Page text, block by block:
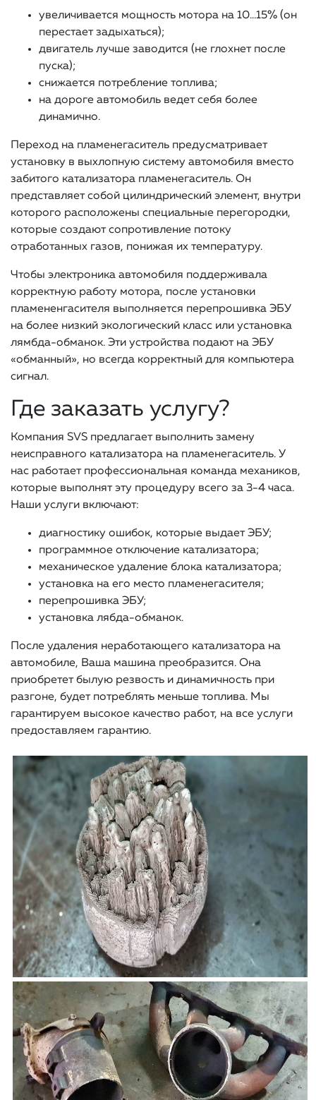
увеличивается мощность мотора на 10…15% (он
перестает задыхаться);
двигатель лучше заводится (не глохнет после
пуска);
снижается потребление топлива;
на дороге автомобиль ведет себя более
динамично.
Переход на пламенегаситель предусматривает
установку в выхлопную систему автомобиля вместо
забитого катализатора пламенегаситель. Он
представляет собой цилиндрический элемент, внутри
которого расположены специальные перегородки,
которые создают сопротивление потоку
отработанных газов, понижая их температуру.
Чтобы электроника автомобиля поддерживала
корректную работу мотора, после установки
пламененгасителя выполняется перепрошивка ЭБУ
на более низкий экологический класс или установка
лямбда-обманок. Эти устройства подают на ЭБУ
«обманный», но всегда корректный для компьютера
сигнал.
Где заказать услугу?
Компания SVS предлагает выполнить замену
неисправного катализатора на пламенегаситель. У
нас работает профессиональная команда механиков,
которые выполнят эту процедуру всего за 3-4 часа.
Наши услуги включают:
диагностику ошибок, которые выдает ЭБУ;
программное отключение катализатора;
механическое удаление блока катализатора;
установка на его место пламенегасителя;
перепрошивка ЭБУ;
установка лябда-обманок.
После удаления неработающего катализатора на
автомобиле, Ваша машина преобразится. Она
приобретет былую резвость и динамичность при
разгоне, будет потреблять меньше топлива. Мы
гарантируем высокое качество работ, на все услуги
предоставляем гарантию.